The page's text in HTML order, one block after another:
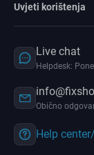
Uvjeti korištenja
Live chat
Helpdesk:
Obično
Help